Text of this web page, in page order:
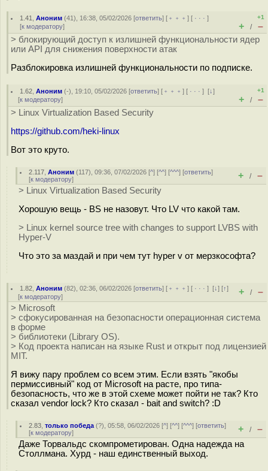
1.41 ,Аноним (41), 16:38, 05/02/2026 [ответить] [ ﹢﹢﹢] [ · · ·]
[к модератору]
+1
+ / –
> блокирующий доступ к излишней функциональности ядер
или API для снижения поверхности атак
Разблокировка излишней функциональности по подписке.
1.62 ,Аноним (-), 19:10, 05/02/2026 [ответить] [ ﹢﹢﹢] [ · · ·][↓]
[к модератору]
+1
+ / –
> Linux Virtualization Based Security
https://github.com/heki-linux
Вот это круто.
2.117 ,Аноним (117), 09:36, 07/02/2026 [^] [^^] [^^^] [ответить]
[к модератору] + / –
> Linux Virtualization Based Security
Хорошую вещь - BS не назовут. Что LV что какой там.
> Linux kernel source tree with changes to support LVBS with
Hyper-V
Что это за маздай и при чем тут hyper v от мерзкософта?
1.82 ,Аноним (82), 02:36, 06/02/2026 [ответить] [ ﹢﹢﹢] [ · · ·][↓] [↑]
[к модератору] + / –
> Microsoft
> сфокусированная на безопасности операционная система
в форме
> библиотеки (Library OS).
> Код проекта написан на языке Rust и открыт под лицензией
MIT.
Я вижу пару проблем со всем этим. Если взять "якобы
пермиссивный" код от Microsoft на расте, про типа-
безопасность, что же в этой схеме может пойти не так? Кто
сказал vendor lock? Кто сказал - bait and switch? :D
2.83 ,только победа (?), 05:58, 06/02/2026 [^] [^^] [^^^] [ответить]
[к модератору] + / –
Даже Торвальдс скомпрометирован. Одна надежда на
Столлмана. Хурд - наш единственный выход.